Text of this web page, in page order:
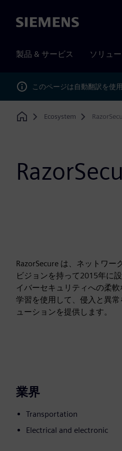
Siemens
製品 & サービス ソリュ
このページは自動翻訳を使
Home
Ecosystem
RazorSecure は、ネットワ
ビジョンを持って2015年に
イバーセキュリティへの柔
学習を使用して、侵入と異
ューションを提供します。
業界
Transportation
Electrical and electronic